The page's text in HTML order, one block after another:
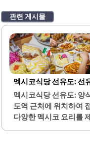
관련 게시물
멕시코식당 선유도: 선
멕시코식당 선유도: 양
도역 근처에 위치하여
다양한 멕시코 요리를